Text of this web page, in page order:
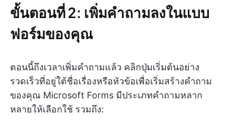
ขั้นตอนที่ 2: เพิ่มคำถามลงในแบบ
ฟอร์มของคุณ
ตอนนี้ถึงเวลาเพิ่มคำถามแล้ว คลิกปุ่มเริ่มต้นอย่าง
รวดเร็วที่อยู่ใต้ชื่อเรื่องหรือหัวข้อเพื่อเริ่มสร้างคำถาม
ของคุณ Microsoft Forms มีประเภทคำถามหลาก
หลายให้เลือกใช้ รวมถึง: